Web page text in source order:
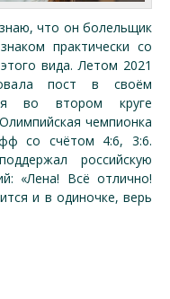
что он болельщик
практически со
вида. Летом 2021
пост в своём
во втором круге
чемпионка
со счётом 4:6, 3:6.
российскую
«Лена! Всё отлично!
и в одиночке, верь